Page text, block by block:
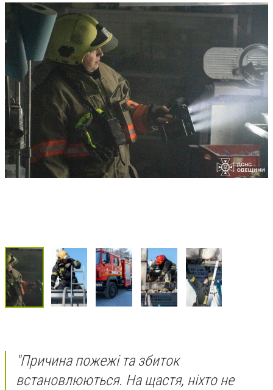
"Причина пожежі та збиток
встановлюються. На щастя, ніхто не